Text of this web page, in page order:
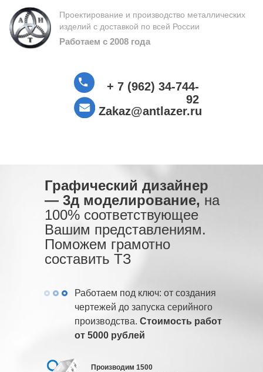
Проектирование и производство металлических
изделий с доставкой по всей России
Работаем с 2008 года
Zakaz@antlazer.ru
Графический дизайнер
— 3д моделирование, на
100% соответствующее
Вашим представлениям.
Поможем грамотно
составить ТЗ
Производим 1500
Работаем под ключ: от создания
чертежей до запуска серийного
производства. Стоимость работ
от 5000 рублей